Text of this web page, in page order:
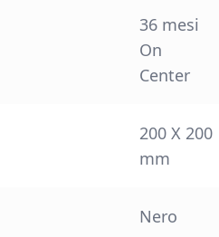
36 mesi
On
Center
200 X 200
mm
Nero